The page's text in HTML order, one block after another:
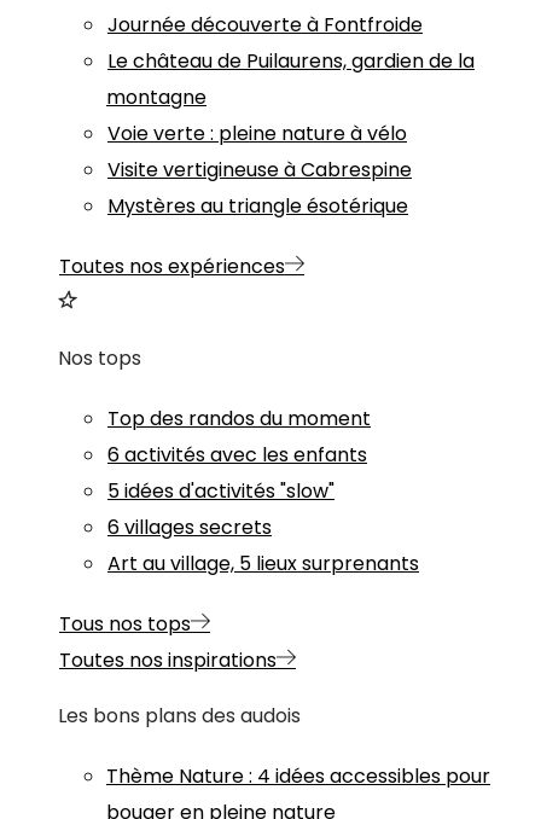
Journée découverte à Fontfroide
Le château de Puilaurens, gardien de la
montagne
Voie verte : pleine nature à vélo
Visite vertigineuse à Cabrespine
Mystères au triangle ésotérique
Toutes nos expériences
Nos tops
Top des randos du moment
6 activités avec les enfants
5 idées d'activités "slow"
6 villages secrets
Art au village, 5 lieux surprenants
Tous nos tops
Toutes nos inspirations
Les bons plans des audois
Thème Nature: 4 idées accessibles pour
bouger en pleine nature